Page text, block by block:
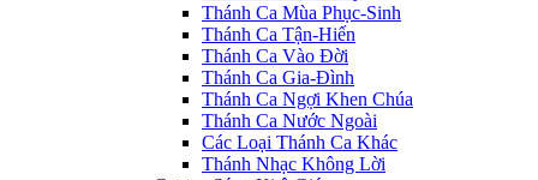
Thánh Ca Mùa Phục-Sinh
Thánh Ca Tận-Hiến
Thánh Ca Vào Đời
Thánh Ca Gia-Đình
Thánh Ca Ngợi Khen Chúa
Thánh Ca Nước Ngoài
Các Loại Thánh Ca Khác
Thánh Nhạc Không Lời